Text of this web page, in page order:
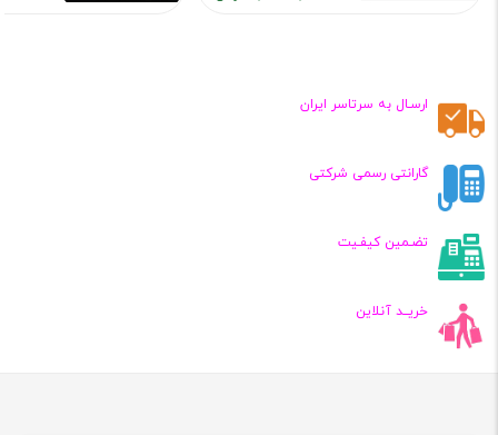
ارسـال به سرتاسر ایران
گارانتی رسمی شرکتی
تضـمین کیفـیت
خریــد آنلاین